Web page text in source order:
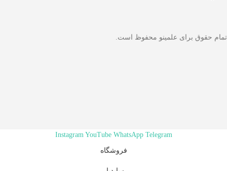
تمام حقوق برای علمینو محفوظ است.
Instagram YouTube WhatsApp Telegram
فروشگاه